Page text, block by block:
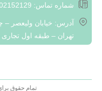
ارزش‌های مشتری و پیگیری
راهکارهایی سفارشی و
چالش‌های فعلی و آینده در حوزه
با افتخار می‌گوییم که به
شماره تماس: 02152129
آدرس: خیابان ولیعصر –
تهران – طبقه اول تجاری –
تمام حقوق